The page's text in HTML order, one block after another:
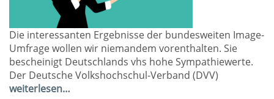
Die interessanten Ergebnisse der bundesweiten Image-
Umfrage wollen wir niemandem vorenthalten. Sie
bescheinigt Deutschlands vhs hohe Sympathiewerte.
Der Deutsche Volkshochschul-Verband (DVV)
weiterlesen…